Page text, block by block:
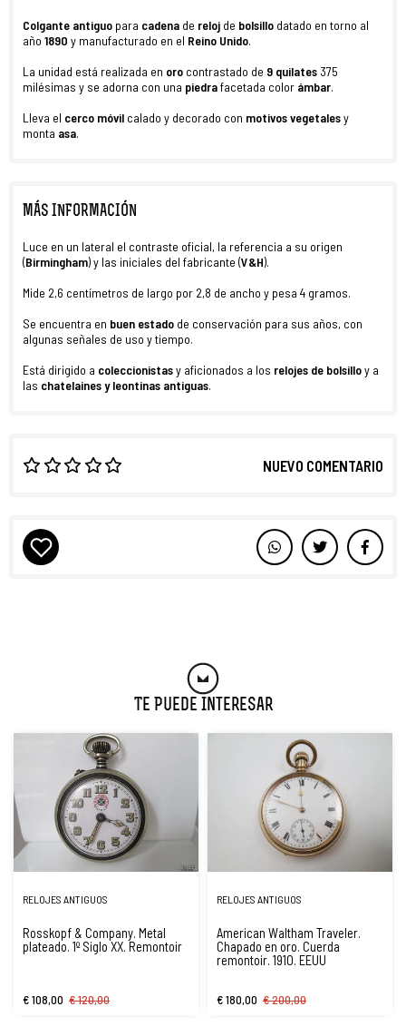
Colgante antiguo para cadena de reloj de bolsillo datado en torno al
año 1890 y manufacturado en el Reino Unido.
La unidad está realizada en oro contrastado de 9 quilates 375
milésimas y se adorna con una piedrafacetada color ámbar.
Lleva el cerco móvil calado y decorado con motivos vegetalesy
monta asa.
MÁS INFORMACIÓN
Luce en un lateral el contraste oficial, la referencia a su origen
(Birmingham) y las iniciales del fabricante (V&H).
Mide 2,6 centímetros de largo por 2,8 de ancho y pesa 4 gramos.
Se encuentra en buen estado de conservación para sus años, con
algunas señales de uso y tiempo.
Está dirigido a coleccionistasy aficionados a los relojes de bolsilloy a
las chatelaines y leontinas antiguas.
NUEVO COMENTARIO
Te Puede Interesar
RELOJES ANTIGUOS
Rosskopf & Company. Metal
plateado. 1º Siglo XX. Remontoir
€ 108,00 € 120,00
RELOJES ANTIGUOS
American Waltham Traveler.
Chapado en oro. Cuerda
remontoir. 1910. EEUU
€ 180,00 € 200,00